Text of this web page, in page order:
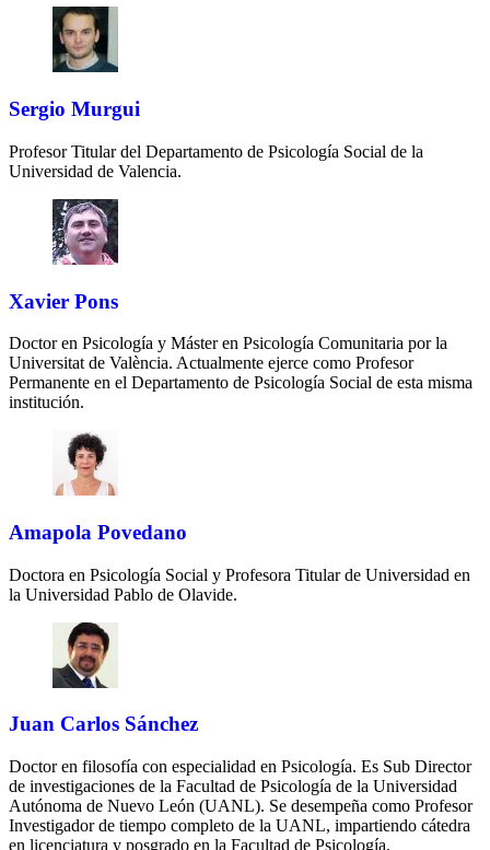
Sergio Murgui
Profesor Titular del Departamento de Psicología Social de la
Universidad de Valencia.
Xavier Pons
Doctor en Psicología y Máster en Psicología Comunitaria por la
Universitat de València. Actualmente ejerce como Profesor
Permanente en el Departamento de Psicología Social de esta misma
institución.
Amapola Povedano
Doctora en Psicología Social y Profesora Titular de Universidad en
la Universidad Pablo de Olavide.
Juan Carlos Sánchez
Doctor en filosofía con especialidad en Psicología. Es Sub Director
de investigaciones de la Facultad de Psicología de la Universidad
Autónoma de Nuevo León (UANL). Se desempeña como Profesor
Investigador de tiempo completo de la UANL, impartiendo cátedra
en licenciatura y posgrado en la Facultad de Psicología.